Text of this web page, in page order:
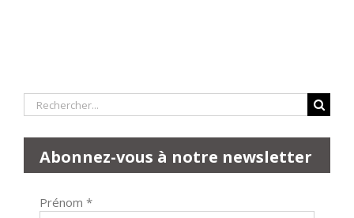
Rechercher:
Abonnez-vous à notre newsletter
Prénom *